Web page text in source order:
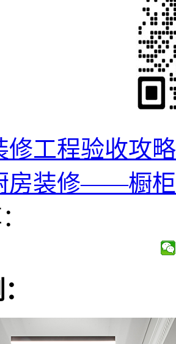
修工程验收攻略
房装修——橱柜